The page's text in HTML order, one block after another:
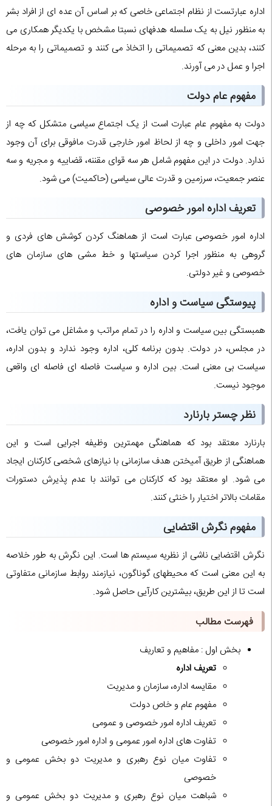
اداره عبارتست از نظام اجتماعی خاصی که بر اساس آن عده ای از افراد بشر
به منظور نیل به یک سلسله هدفهای نسبتا مشخص با یکدیگر همکاری می
کنند، بدین معنی که تصمیماتی را اتخاذ می کنند و تصمیماتی را به مرحله
اجرا و عمل در می آورند.
مفهوم عام دولت
دولت به مفهوم عام عبارت است از یک اجتماع سیاسی متشکل که چه از
جهت امور داخلی و چه از لحاظ امور خارجی قدرت مافوقی برای آن وجود
ندارد. دولت در این مفهوم شامل هر سه قوای مقننه، قضاییه و مجریه و سه
عنصر جمعیت، سرزمین و قدرت عالی سیاسی (حاکمیت) می شود.
تعریف اداره امور خصوصی
اداره امور خصوصی عبارت است از هماهنگ کردن کوشش های فردی و
گروهی به منظور اجرا کردن سیاستها و خط مشی های سازمان های
خصوصی و غیر دولتی.
پیوستگی سیاست و اداره
همبستگی بین سیاست و اداره را در تمام مراتب و مشاغل می توان یافت،
در مجلس، در دولت. بدون برنامه کلی، اداره وجود ندارد و بدون اداره،
سیاست بی معنی است. بین اداره و سیاست فاصله ای فاصله ای واقعی
موجود نیست.
نظر چستر بارنارد
بارنارد معتقد بود که هماهنگی مهمترین وظیفه اجرایی است و این
هماهنگی از طریق آمیختن هدف سازمانی با نیازهای شخصی کارکنان ایجاد
می شود. او معتقد بود که کارکنان می توانند با عدم پذیرش دستورات
مقامات بالاتر اختیار را خنثی کنند.
مفهوم نگرش اقتضایی
نگرش اقتضایی ناشی از نظریه سیستم ها است. این نگرش به طور خلاصه
به این معنی است که محیطهای گوناگون، نیازمند روابط سازمانی متفاوتی
است تا از این طریق، بیشترین کارآیی حاصل شود.
فهرست مطالب
بخش اول : مفاهیم و تعاریف
تعریف اداره
مقایسه اداره، سازمان و مدیریت
مفهوم عام و خاص دولت
تعریف اداره امور خصوصی و عمومی
تفاوت های اداره امور عمومی و اداره امور خصوصی
تفاوت میان نوع رهبری و مدیریت دو بخش عمومی و
خصوصی
شباهت میان نوع رهبری و مدیریت دو بخش عمومی و